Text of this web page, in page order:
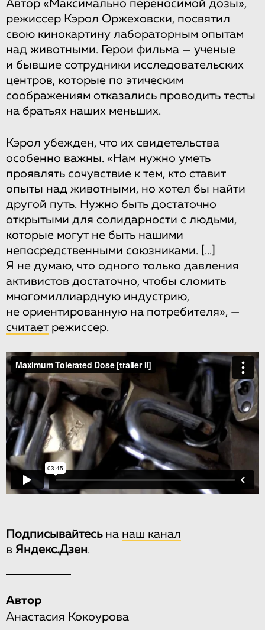
Автор «Максимально переносимой дозы»,
режиссер Кэрол Оржеховски, посвятил
свою кинокартину лабораторным опытам
над животными. Герои фильма — ученые
и бывшие сотрудники исследовательских
центров, которые по этическим
соображениям отказались проводить тесты
на братьях наших меньших.
Кэрол убежден, что их свидетельства
особенно важны. «Нам нужно уметь
проявлять сочувствие к тем, кто ставит
опыты над животными, но хотел бы найти
другой путь. Нужно быть достаточно
открытыми для солидарности с людьми,
которые могут не быть нашими
непосредственными союзниками.
[...]
Я не думаю, что одного только давления
активистов достаточно, чтобы сломить
многомиллиардную индустрию,
не ориентированную на потребителя», —
считает режиссер.
Подписывайтесьна наш канал
в Яндекс.Дзен.
Автор
Анастасия Кокоурова